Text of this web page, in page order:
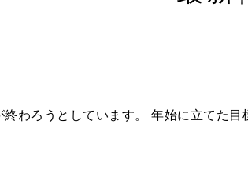
わろうとしています。 年始に立てた